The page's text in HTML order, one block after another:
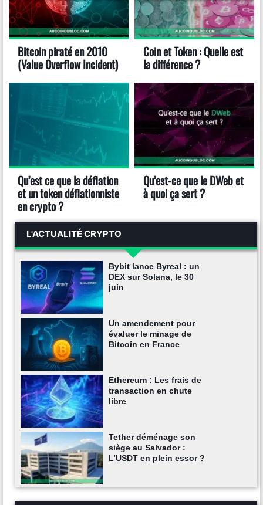
Bitcoin piraté en 2010
(Value Overflow Incident)
Coin et Token : Quelle est
la différence ?
Qu’est ce que la déflation
et un token déflationniste
en crypto ?
Qu’est-ce que le DWeb et
à quoi ça sert ?
L'ACTUALITÉ CRYPTO
Bybit lance Byreal : un
DEX sur Solana, le 30
juin
Un amendement pour
évaluer le minage de
Bitcoin en France
Ethereum : Les frais de
transaction en chute
libre
Tether déménage son
siège au Salvador :
L’USDT en plein essor ?